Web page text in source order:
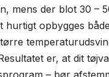
mens der blot 30 –
hurtigt opbygges
er, at dit